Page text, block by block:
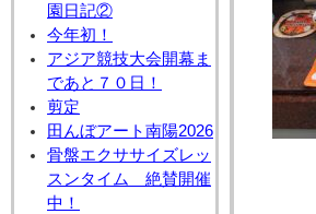
園日記②
今年初！
アジア競技大会開幕ま
であと７０日！
剪定
田んぼアート南陽2026
骨盤エクササイズレッ
スンタイム 絶賛開催
中！